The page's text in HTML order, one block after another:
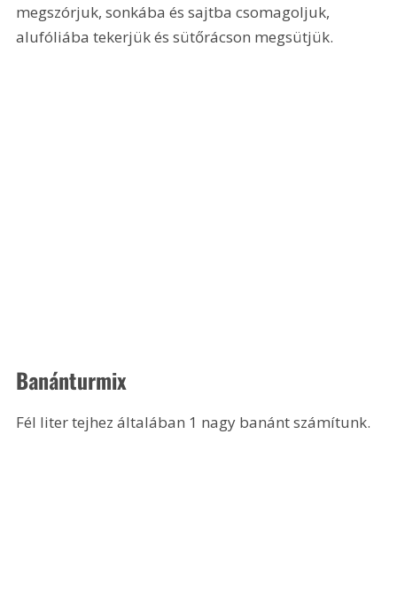
megszórjuk, sonkába és sajtba csomagoljuk,
alufóliába tekerjük és sütőrácson megsütjük.
Banánturmix
Fél liter tejhez általában 1 nagy banánt számítunk.